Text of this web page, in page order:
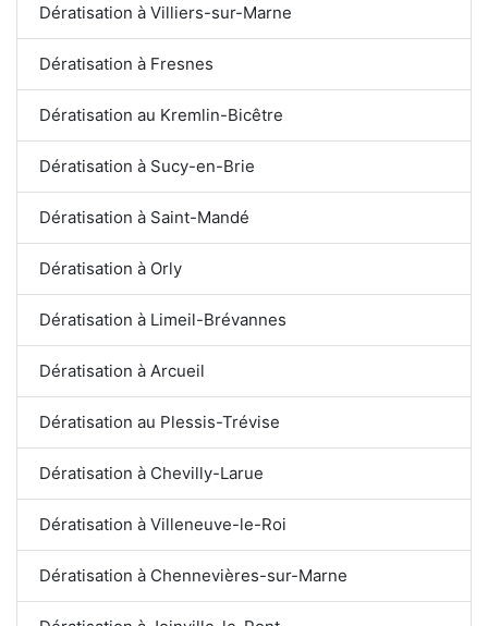
Dératisation à Villiers-sur-Marne
Dératisation à Fresnes
Dératisation au Kremlin-Bicêtre
Dératisation à Sucy-en-Brie
Dératisation à Saint-Mandé
Dératisation à Orly
Dératisation à Limeil-Brévannes
Dératisation à Arcueil
Dératisation au Plessis-Trévise
Dératisation à Chevilly-Larue
Dératisation à Villeneuve-le-Roi
Dératisation à Chennevières-sur-Marne